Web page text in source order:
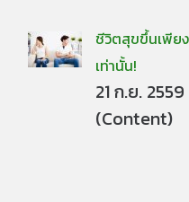
ชีวิตสุขขึ้นเพีย
เท่านั้น!
21 ก.ย. 2559
(Content)